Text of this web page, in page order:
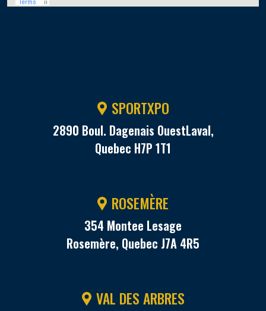
SPORTXPO
2890 Boul. Dagenais OuestLaval,
Quebec H7P 1T1
ROSEMÈRE
354 Montee Lesage
Rosemère, Quebec J7A 4R5
VAL DES ARBRES